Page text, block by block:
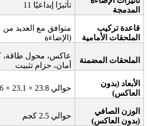
المدمجة
11 تأثيرًا إبداعيًا
قاعدة تركيب
الملحقات الأمامية
متوافق مع العديد
الإضاءة )
الملحقات المضمنة
عاكس، محول طاقة،
أمان، حزام تثبيت
الأبعاد (بدون
العاكس)
حوالي 23.8 × 23.1 × 15.6 سم
الوزن الصافي
(بدون العاكس)
حوالي 2.5 كجم